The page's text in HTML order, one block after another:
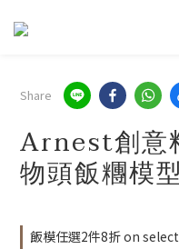
Share
Arnest創意
物頭飯糰模
飯模任選2件8折 on